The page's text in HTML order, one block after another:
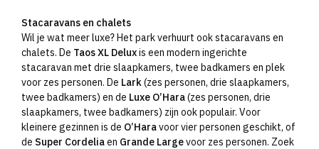
Stacaravans en chalets
Wil je wat meer luxe? Het park verhuurt ook stacaravans en
chalets. De Taos XL Deluxis een modern ingerichte
stacaravan met drie slaapkamers, twee badkamers en plek
voor zes personen. De Lark(zes personen, drie slaapkamers,
twee badkamers) en de Luxe O’Hara(zes personen, drie
slaapkamers, twee badkamers) zijn ook populair. Voor
kleinere gezinnen is de O’Haravoor vier personen geschikt, of
de Super Cordeliaen Grande Largevoor zes personen. Zoek